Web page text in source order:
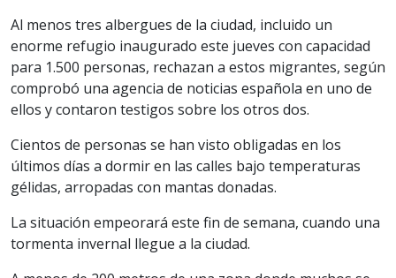
Al menos tres albergues de la ciudad, incluido un
enorme refugio inaugurado este jueves con capacidad
para 1.500 personas, rechazan a estos migrantes, según
comprobó una agencia de noticias española en uno de
ellos y contaron testigos sobre los otros dos.
Cientos de personas se han visto obligadas en los
últimos días a dormir en las calles bajo temperaturas
gélidas, arropadas con mantas donadas.
La situación empeorará este fin de semana, cuando una
tormenta invernal llegue a la ciudad.